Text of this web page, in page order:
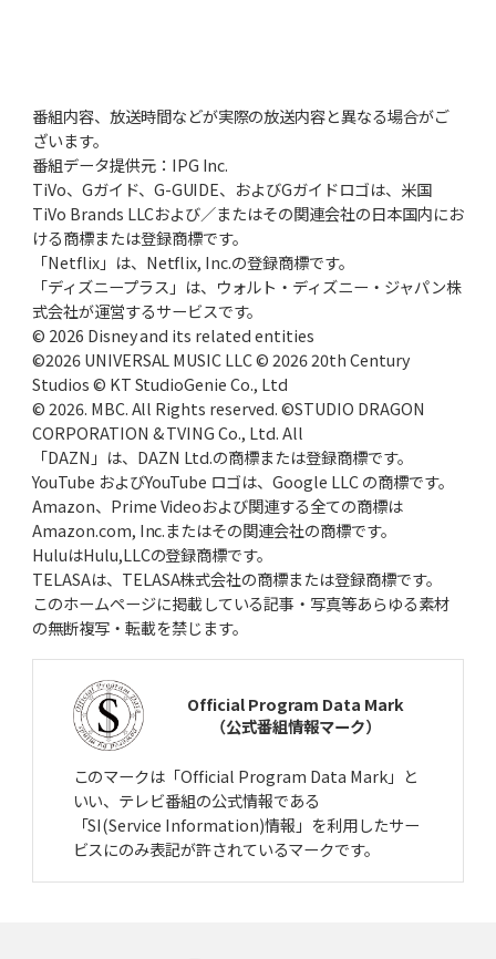
番組内容、放送時間などが実際の放送内容と異なる場合がご
ざいます。
番組データ提供元：IPG Inc.
TiVo、Gガイド、G-GUIDE、およびGガイドロゴは、米国
TiVo Brands LLCおよび／またはその関連会社の日本国内にお
ける商標または登録商標です。
「Netflix」は、Netflix, Inc.の登録商標です。
「ディズニープラス」は、ウォルト・ディズニー・ジャパン株
式会社が運営するサービスです。
© 2026 Disney and its related entities
©2026 UNIVERSAL MUSIC LLC © 2026 20th Century
Studios © KT StudioGenie Co., Ltd
© 2026. MBC. All Rights reserved. ©STUDIO DRAGON
CORPORATION & TVING Co., Ltd. All
「DAZN」は、DAZN Ltd.の商標または登録商標です。
YouTube およびYouTube ロゴは、Google LLC の商標です。
Amazon、Prime Videoおよび関連する全ての商標は
Amazon.com, Inc.またはその関連会社の商標です。
HuluはHulu,LLCの登録商標です。
TELASAは、TELASA株式会社の商標または登録商標です。
このホームページに掲載している記事・写真等あらゆる素材
の無断複写・転載を禁じます。
Official Program Data Mark
（公式番組情報マーク）
このマークは「Official Program Data Mark」と
いい、テレビ番組の公式情報である
「SI(Service Information)情報」を利用したサー
ビスにのみ表記が許されているマークです。